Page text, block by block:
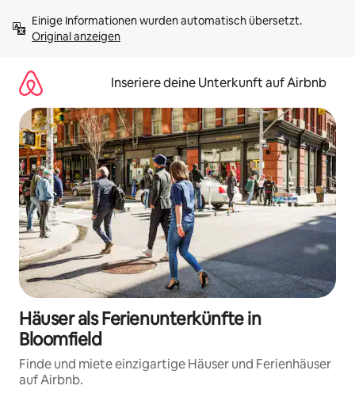
Inhalten
springenOriginal anzeigen
Inseriere deine Unterkunft auf Airbnb
Häuser als Ferienunterkünfte in
Bloomfield
Finde und miete einzigartige Häuser und Ferienhäuser
auf Airbnb.